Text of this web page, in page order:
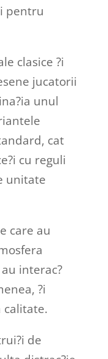
pentru
clasice ?i
jucatorii
unul
cat
cu reguli
unitate
care au
interac?
?i
calitate.
de